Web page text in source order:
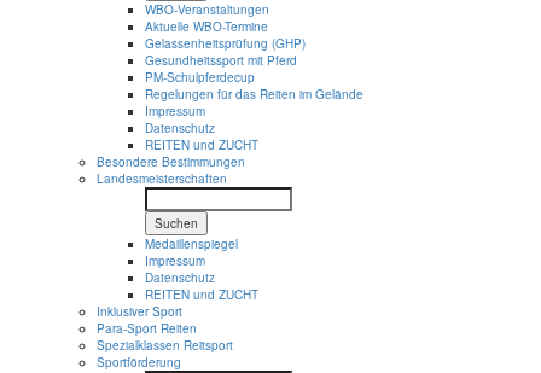
WBO-Veranstaltungen
Aktuelle WBO-Termine
Gelassenheitsprüfung (GHP)
Gesundheitssport mit Pferd
PM-Schulpferdecup
Regelungen für das Reiten im Gelände
Impressum
Datenschutz
REITEN und ZUCHT
Besondere Bestimmungen
Landesmeisterschaften
Suchen
Medaillenspiegel
Impressum
Datenschutz
REITEN und ZUCHT
Inklusiver Sport
Para-Sport Reiten
Spezialklassen Reitsport
Sportförderung